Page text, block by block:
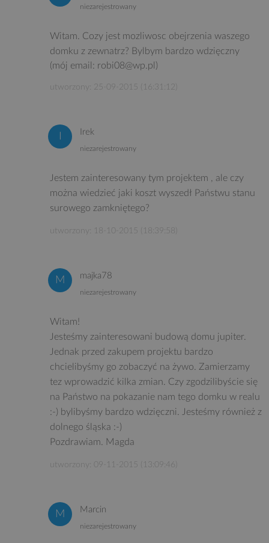
niezarejestrowany
Witam. Cozy jest mozliwosc obejrzenia waszego
domku z zewnatrz? Bylbym bardzo wdzięczny
(mój email: robi08@wp.pl)
utworzony: 25-09-2015 (16:31:12)
Irek
niezarejestrowany
Jestem zainteresowany tym projektem , ale czy
można wiedzieć jaki koszt wyszedł Państwu stanu
surowego zamkniętego?
utworzony: 18-10-2015 (18:39:58)
majka78
niezarejestrowany
Witam!
Jesteśmy zainteresowani budową domu jupiter.
Jednak przed zakupem projektu bardzo
chcielibyśmy go zobaczyć na żywo. Zamierzamy
tez wprowadzić kilka zmian. Czy zgodzilibyście się
na Państwo na pokazanie nam tego domku w realu
:-) bylibyśmy bardzo wdzięczni. Jesteśmy również z
dolnego śląska :-)
Pozdrawiam. Magda
utworzony: 09-11-2015 (13:09:46)
Marcin
niezarejestrowany